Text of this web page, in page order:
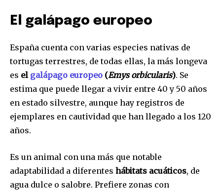
El galápago europeo
España cuenta con varias especies nativas de
tortugas terrestres, de todas ellas, la más longeva
es el galápago europeo (Emys orbicularis). Se
estima que puede llegar a vivir entre 40 y 50 años
en estado silvestre, aunque hay registros de
ejemplares en cautividad que han llegado a los 120
años.
Es un animal con una más que notable
adaptabilidad a diferentes hábitats acuáticos, de
agua dulce o salobre. Prefiere zonas con